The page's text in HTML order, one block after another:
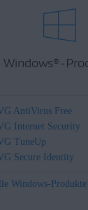
Windows® -
AntiVirus Free
Internet Security
TuneUp
Secure Identity
Windows-Produkte